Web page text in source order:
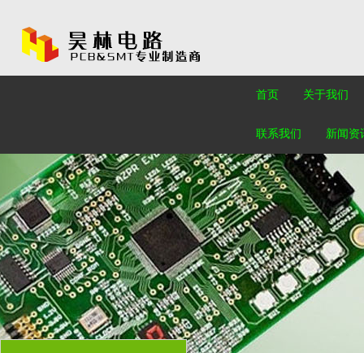
首页 关于我们
联系我们 新闻资